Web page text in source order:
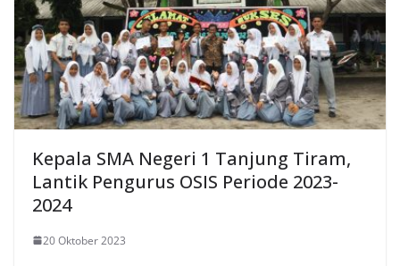
Kepala SMA Negeri 1 Tanjung Tiram,
Lantik Pengurus OSIS Periode 2023-
2024
20 Oktober 2023